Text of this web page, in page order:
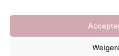
Newsletter